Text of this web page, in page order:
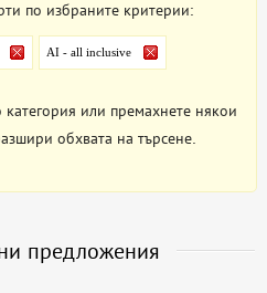
по избраните критерии:
AI - all inclusive
или премахнете някои
обхвата на търсене.
предложения